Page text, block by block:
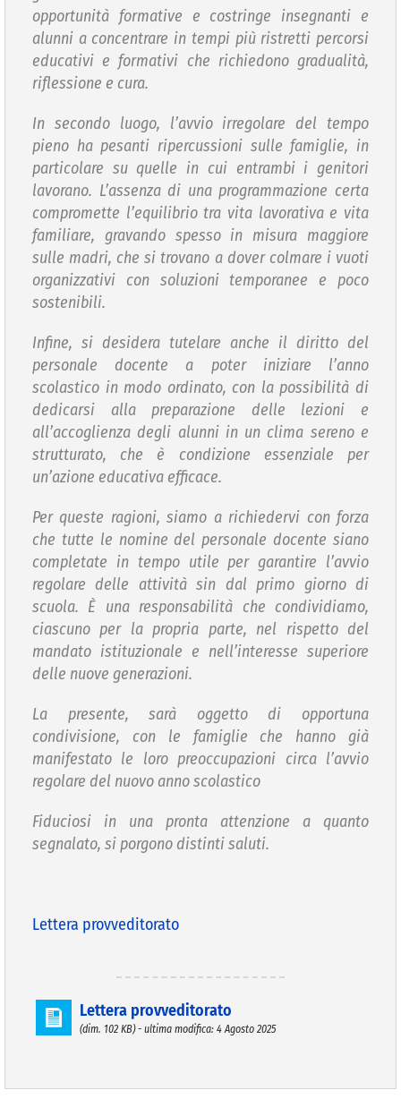
opportunità formative e costringe insegnanti e
alunni a concentrare in tempi più ristretti percorsi
educativi e formativi che richiedono gradualità,
riflessione e cura.
In secondo luogo, l’avvio irregolare del tempo
pieno ha pesanti ripercussioni sulle famiglie, in
particolare su quelle in cui entrambi i genitori
lavorano. L’assenza di una programmazione certa
compromette l’equilibrio tra vita lavorativa e vita
familiare, gravando spesso in misura maggiore
sulle madri, che si trovano a dover colmare i vuoti
organizzativi con soluzioni temporanee e poco
sostenibili.
Infine, si desidera tutelare anche il diritto del
personale docente a poter iniziare l’anno
scolastico in modo ordinato, con la possibilità di
dedicarsi alla preparazione delle lezioni e
all’accoglienza degli alunni in un clima sereno e
strutturato, che è condizione essenziale per
un’azione educativa efficace.
Per queste ragioni, siamo a richiedervi con forza
che tutte le nomine del personale docente siano
completate in tempo utile per garantire l’avvio
regolare delle attività sin dal primo giorno di
scuola. È una responsabilità che condividiamo,
ciascuno per la propria parte, nel rispetto del
mandato istituzionale e nell’interesse superiore
delle nuove generazioni.
La presente, sarà oggetto di opportuna
condivisione, con le famiglie che hanno già
manifestato le loro preoccupazioni circa l’avvio
regolare del nuovo anno scolastico
Fiduciosi in una pronta attenzione a quanto
segnalato, si porgono distinti saluti.
Lettera provveditorato
Lettera provveditorato
(dim. 102 KB) - ultima modifica: 4 Agosto 2025